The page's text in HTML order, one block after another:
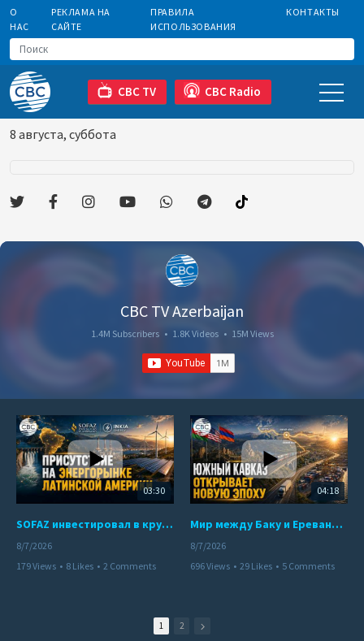
О
НАС
РЕКЛАМА НА
САЙТЕ
ПРАВИЛА
ИСПОЛЬЗОВАНИЯ
КОНТАКТЫ
CBC TV CBC Radio
8 августа, суббота
CBC TV Azerbaijan
1.4M Subscribers • 1.8K Videos • 15M Views
03:30
SOFAZ инвестировал в крупнейшего независимого производителя электроэнергии Перу
8/7/2026
179 Views • 8 Likes • 2 Comments
04:18
Мир между Баку и Ереваном запускает крупные логистические проекты
8/7/2026
696 Views • 29 Likes • 5 Comments
1 2